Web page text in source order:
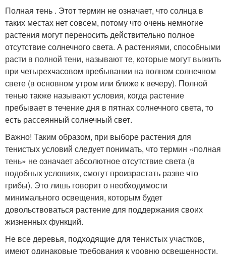
Полная тень . Этот термин не означает, что солнца в
таких местах нет совсем, потому что очень немногие
растения могут переносить действительно полное
отсутствие солнечного света. А растениями, способными
расти в полной тени, называют те, которые могут выжить
при четырехчасовом пребывании на полном солнечном
свете (в основном утром или ближе к вечеру). Полной
тенью также называют условия, когда растение
пребывает в течение дня в пятнах солнечного света, то
есть рассеянный солнечный свет.
Важно! Таким образом, при выборе растения для
тенистых условий следует понимать, что термин «полная
тень» не означает абсолютное отсутствие света (в
подобных условиях, смогут произрастать разве что
грибы). Это лишь говорит о необходимости
минимального освещения, которым будет
довольствоваться растение для поддержания своих
жизненных функций.
Не все деревья, подходящие для тенистых участков,
имеют одинаковые требования к уровню освещенности.